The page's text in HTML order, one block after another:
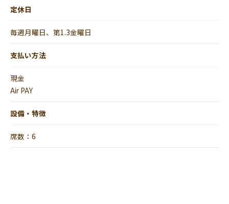
定休日
毎週月曜日、第1.3金曜日
支払い方法
現金
Air PAY
設備・特徴
席数：6